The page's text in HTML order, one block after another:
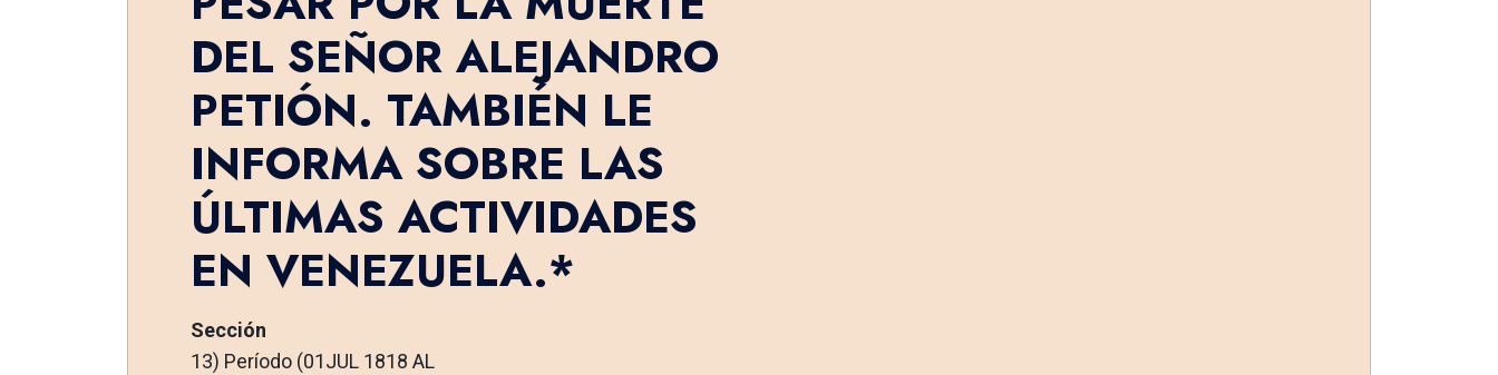
DEL SEÑOR ALEJANDRO
PETIÓN. TAMBIÉN LE
INFORMA SOBRE LAS
ÚLTIMAS ACTIVIDADES
EN VENEZUELA.*
Sección
13) Período (01JUL 1818 AL